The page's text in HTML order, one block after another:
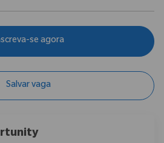
se agora
Salvar vaga